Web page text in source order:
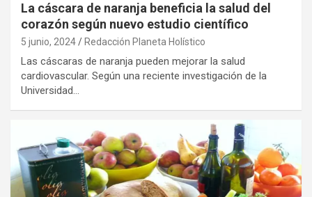
La cáscara de naranja beneficia la salud del
corazón según nuevo estudio científico
5 junio, 2024 Redacción Planeta Holístico
Las cáscaras de naranja pueden mejorar la salud
cardiovascular. Según una reciente investigación de la
Universidad…